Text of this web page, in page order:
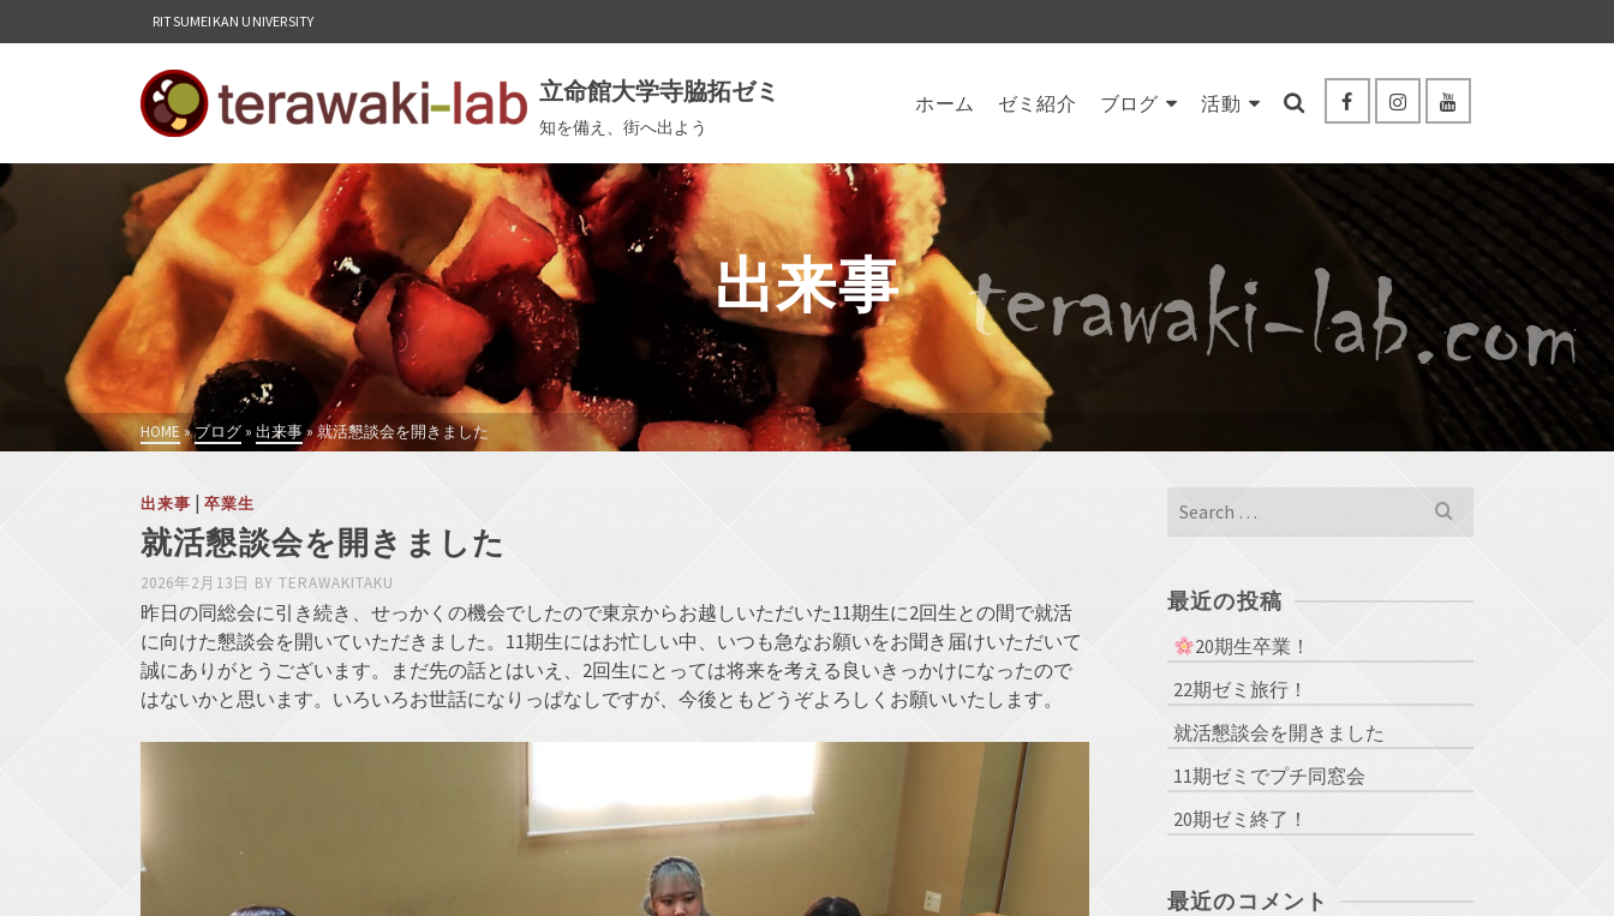
RITSUMEIKAN UNIVERSITY
立命館大学寺脇拓ゼミ
知を備え、街へ出よう
ホーム ゼミ紹介 ブログ 活動
出来事
HOME »ブログ » 出来事»就活懇談会を開きました
出来事 | 卒業生
就活懇談会を開きました
2026年2月13日 BY TERAWAKITAKU
昨日の同総会に引き続き、せっかくの機会でしたので東京からお越しいただいた11期生に2回生との間で就活
に向けた懇談会を開いていただきました。11期生にはお忙しい中、いつも急なお願いをお聞き届けいただいて
誠にありがとうございます。まだ先の話とはいえ、2回生にとっては将来を考える良いきっかけになったので
はないかと思います。いろいろお世話になりっぱなしですが、今後ともどうぞよろしくお願いいたします。
Search
最近の投稿
20期生卒業！
22期ゼミ旅行！
就活懇談会を開きました
11期ゼミでプチ同窓会
20期ゼミ終了！
最近のコメント